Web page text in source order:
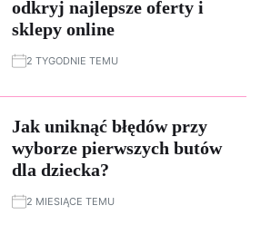
odkryj najlepsze oferty i
sklepy online
2 TYGODNIE TEMU
Jak uniknąć błędów przy
wyborze pierwszych butów
dla dziecka?
2 MIESIĄCE TEMU